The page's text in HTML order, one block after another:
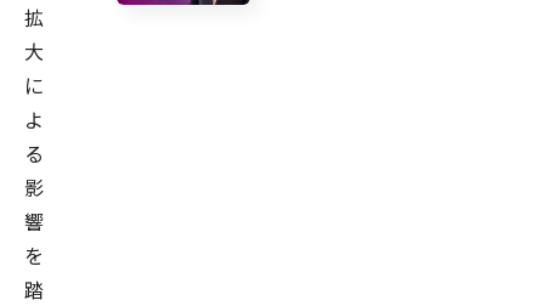
拡
大
に
よ
る
影
響
を
踏